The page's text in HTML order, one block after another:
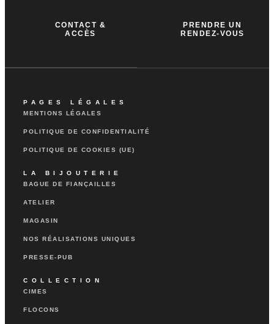
CONTACT &
ACCÈS
PRENDRE UN
RENDEZ-VOUS
PAGES LÉGALES
MENTIONS LÉGALES
POLITIQUE DE CONFIDENTIALITÉ
POLITIQUE DE COOKIES (UE)
LA BIJOUTERIE
BAGUE DE FIANÇAILLES
ATELIER
MAGASIN
NOS RÉALISATIONS UNIQUES
PRESSE-PUB
COLLECTION
CIMES
FLOCONS